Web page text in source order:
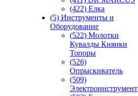
(422) Елка
(5) Инструменты и
Оборудование
(522) Молотки
Кувалды Киянки
Топоры
(526)
Опрыскиватель
(509)
Электроинструмент